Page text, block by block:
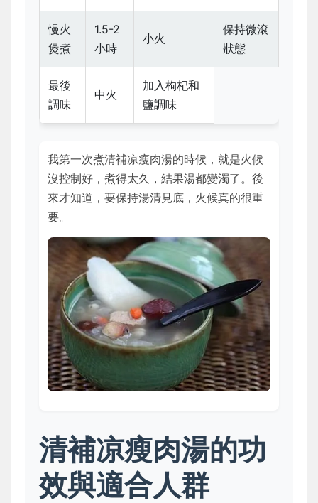
慢火
煲煮
1.5-2
小時
小火
保持微滾
狀態
最後
調味
中火
加入枸杞和
鹽調味
我第一次煮清補凉瘦肉湯的時候，就是火候
沒控制好，煮得太久，結果湯都變濁了。後
來才知道，要保持湯清見底，火候真的很重
要。
清補凉瘦肉湯的功
效與適合人群